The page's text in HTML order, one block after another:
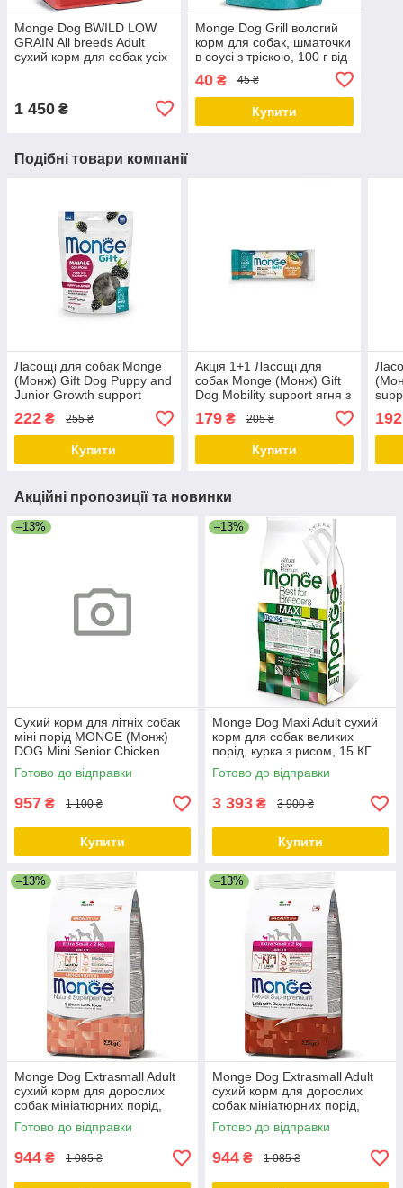
Monge Dog BWILD LOW
GRAIN All breeds Adult
сухий корм для собак усіх
1 450 ₴
Monge Dog Grill вологий
корм для собак, шматочки
в соусі з тріскою, 100 г від
40₴ 45 ₴
Купити
Подібні товари компанії
Ласощі для собак Monge
(Монж) Gift Dog Puppy and
Junior Growth support
свинина з ожиною 150 гр
222 ₴ 255 ₴
Купити
Акція 1+1 Ласощі для
собак Monge (Монж) Gift
Dog Mobility support ягня з
грушею 100 гр
179₴ 205 ₴
Купити
192
Акційні пропозиції та новинки
–13%
Сухий корм для літніх собак
міні порід MONGE (Монж)
DOG Mini Senior Chicken
курка 3 кг
Готово до відправки
957 ₴ 1 100 ₴
Купити
–13%
Monge Dog Maxi Adult сухий
корм для собак великих
порід, курка з рисом, 15 КГ
Готово до відправки
3 393 ₴ 3 900 ₴
Купити
–13%
Monge Dog Extrasmall Adult
сухий корм для дорослих
собак мініатюрних порід,
лосось із рисом, 2.5 КГ
Готово до відправки
944 ₴ 1 085 ₴
–13%
Monge Dog Extrasmall Adult
сухий корм для дорослих
собак мініатюрних порід,
ягня/картопля, 2.5 КГ
Готово до відправки
944 ₴ 1 085 ₴